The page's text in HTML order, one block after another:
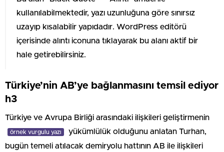
kullanılabilmektedir, yazı uzunluğuna göre sınırsız
uzayıp kısalabilir yapıdadır. WordPress editörü
içerisinde alıntı iconuna tıklayarak bu alanı aktif bir
hale getirebilirsiniz.
Türkiye’nin AB’ye bağlanmasını temsil ediyor
h3
Türkiye ve Avrupa Birliği arasındaki ilişkileri geliştirmenin
örnek vurgulu yazı
yükümlülük olduğunu anlatan Turhan,
bugün temeli atılacak demiryolu hattının AB ile ilişkileri